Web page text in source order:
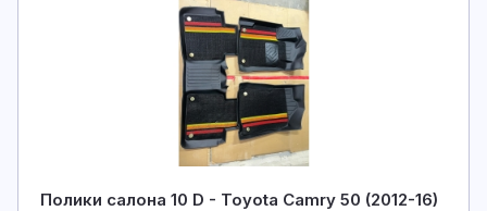
Полики салона 10 D - Toyota Camry 50 (2012-16)